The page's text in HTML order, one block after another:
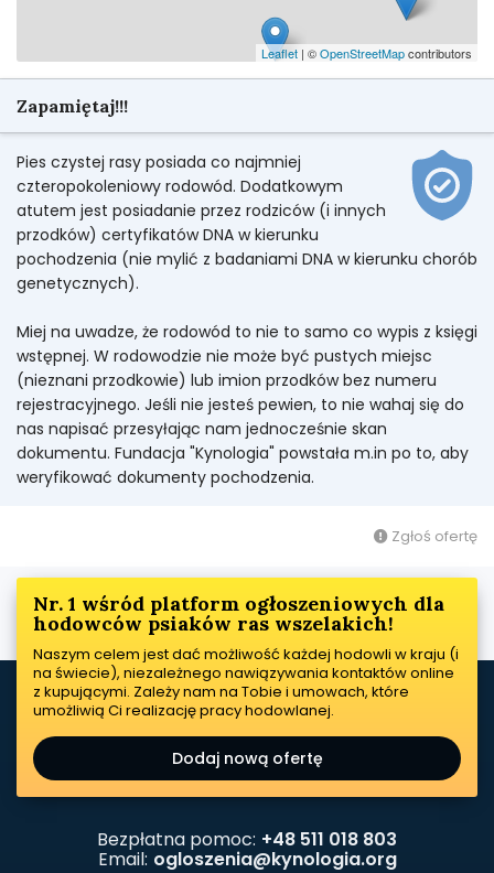
Leaflet | ©OpenStreetMapcontributors
Zapamiętaj!!!
Pies czystej rasy posiada co najmniej
czteropokoleniowy rodowód. Dodatkowym
atutem jest posiadanie przez rodziców (i innych
przodków) certyfikatów DNA w kierunku
pochodzenia (nie mylić z badaniami DNA w kierunku chorób
genetycznych).
Miej na uwadze, że rodowód to nie to samo co wypis z księgi
wstępnej. W rodowodzie nie może być pustych miejsc
(nieznani przodkowie) lub imion przodków bez numeru
rejestracyjnego. Jeśli nie jesteś pewien, to nie wahaj się do
nas napisać przesyłając nam jednocześnie skan
dokumentu. Fundacja "Kynologia" powstała m.in po to, aby
weryfikować dokumenty pochodzenia.
Zgłoś ofertę
Nr. 1 wśród platform ogłoszeniowych dla
hodowców psiaków ras wszelakich!
Naszym celem jest dać możliwość każdej hodowli w kraju (i
na świecie), niezależnego nawiązywania kontaktów online
z kupującymi. Zależy nam na Tobie i umowach, które
umożliwią Ci realizację pracy hodowlanej.
Dodaj nową ofertę
Bezpłatna pomoc: +48 511 018 803
Email: ogloszenia@kynologia.org